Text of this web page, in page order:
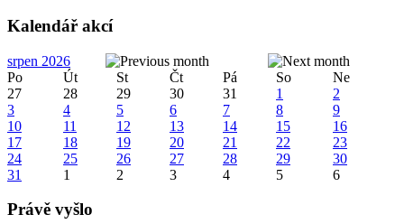
Kalendář akcí
srpen 2026
Po
Út St Čt Pá So
Ne
27
28 29 30 31 1
2
3
4 5 6 7 8
9
10
11 12 13 14 15
16
17
18 19 20 21 22
23
24
25 26 27 28 29
30
31
1 2 3 4 5 6
Právě vyšlo